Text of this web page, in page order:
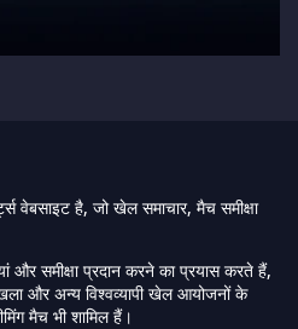
वेबसाइट है, जो खेल समाचार, मैच समीक्षा
और समीक्षा प्रदान करने का प्रयास करते हैं,
और अन्य विश्वव्यापी खेल आयोजनों के
मैच भी शामिल हैं।